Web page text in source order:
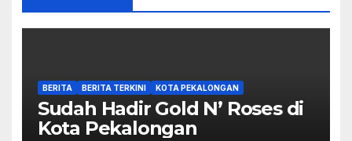
BERITA BERITA TERKINI KOTA PEKALONGAN
Sudah Hadir Gold N’ Roses di
Kota Pekalongan